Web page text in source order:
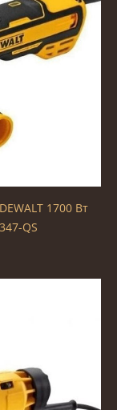
1700 Вт
QS